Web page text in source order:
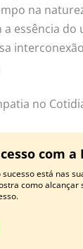
na
essência do
no
com
está nas
como alcançar